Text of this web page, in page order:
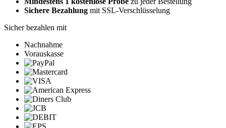
Sichere Bezahlung mit SSL-Verschlüsselung
Sicher bezahlen mit
Nachnahme
Vorauskasse